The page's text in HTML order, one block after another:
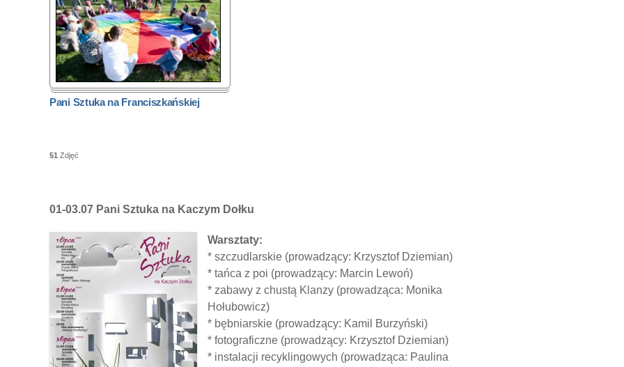
Pani Sztuka na Franciszkańskiej
51 Zdjęć
01-03.07 Pani Sztuka na Kaczym Dołku
Warsztaty:
* szczudlarskie (prowadzący: Krzysztof Dziemian)
* tańca z poi (prowadzący: Marcin Lewoń)
* zabawy z chustą Klanzy (prowadząca: Monika
Hołubowicz)
* bębniarskie (prowadzący: Kamil Burzyński)
* fotograficzne (prowadzący: Krzysztof Dziemian)
* instalacji recyklingowych (prowadząca: Paulina